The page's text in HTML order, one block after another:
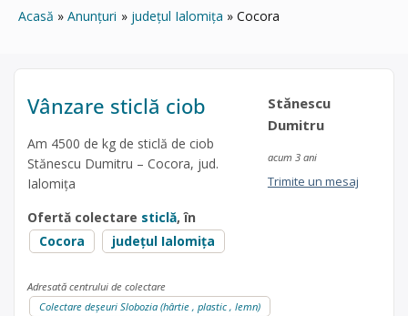
Acasă Anunțuri județul Ialomița Cocora
Vânzare sticlă ciob
Am 4500 de kg de sticlă de ciob
Stănescu Dumitru – Cocora, jud.
Ialomița
Ofertă colectare sticlă, în
Cocora
județul Ialomița
Stănescu
Dumitru
acum 3 ani
Trimite un mesaj
Adresată centrului de colectare
Colectare deșeuri Slobozia (hârtie , plastic , lemn)